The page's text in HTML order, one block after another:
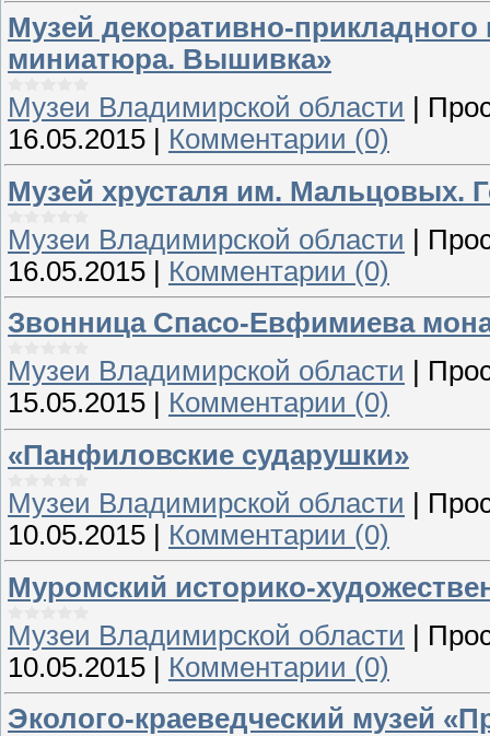
Музей декоративно-прикладного
миниатюра. Вышивка»
Музеи Владимирской области
16.05.2015
Комментарии (0)
Музей хрусталя им. Мальцовых.
Музеи Владимирской области |
16.05.2015 | Комментарии (0)
Звонница Спасо-Евфимиева
Музеи Владимирской области
15.05.2015
Комментарии (0)
«Панфиловские сударушки»
Музеи Владимирской области
10.05.2015
Комментарии (0)
Муромский историко-
Музеи Владимирской области |
10.05.2015 | Комментарии (0)
Эколого-краеведческий музей